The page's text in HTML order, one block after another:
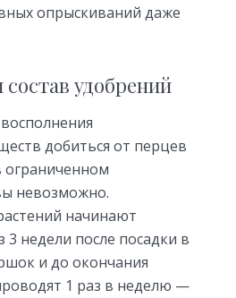
опрыскиваний даже
удобрений
добиться от перцев
невозможно.
начинают
3 недели после посадки в
и до окончания
1 раз в неделю —